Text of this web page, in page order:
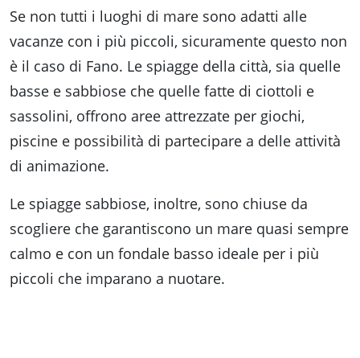
Se non tutti i luoghi di mare sono adatti alle
vacanze con i più piccoli, sicuramente questo non
è il caso di Fano. Le spiagge della città, sia quelle
basse e sabbiose che quelle fatte di ciottoli e
sassolini, offrono aree attrezzate per giochi,
piscine e possibilità di partecipare a delle attività
di animazione.
Le spiagge sabbiose, inoltre, sono chiuse da
scogliere che garantiscono un mare quasi sempre
calmo e con un fondale basso ideale per i più
piccoli che imparano a nuotare.